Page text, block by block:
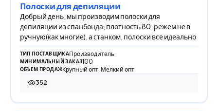
Полоски для депиляции
Добрый день, мы производим полоски для
депиляции из спанбонда, плотность 80, режем не в
ручную(как многие), а станком, полоски все идеально
ТИП ПОСТАВЩИКАПроизводитель
МИНИМАЛЬНЫЙ ЗАКАЗ100
ОБЪЕМ ПРОДАЖКрупный опт, Мелкий опт
352
352 просмотра